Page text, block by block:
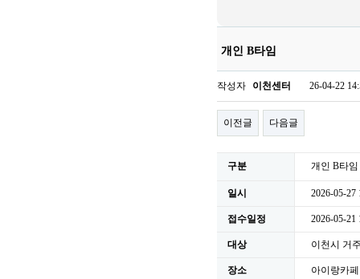
개인 B타임
작성자 이천센터 26-04-22
이전글 다음글
구분 개인 B타임
일시 2026-05-27
접수일정 2026-05-21
대상 이천시 거
장소 아이랑카